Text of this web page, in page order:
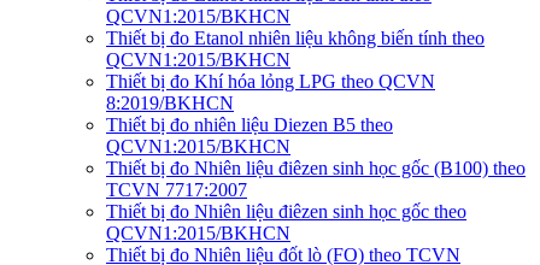
QCVN1:2015/BKHCN
Thiết bị đo Etanol nhiên liệu không biến tính theo
QCVN1:2015/BKHCN
Thiết bị đo Khí hóa lỏng LPG theo QCVN
8:2019/BKHCN
Thiết bị đo nhiên liệu Diezen B5 theo
QCVN1:2015/BKHCN
Thiết bị đo Nhiên liệu điêzen sinh học gốc (B100) theo
TCVN 7717:2007
Thiết bị đo Nhiên liệu điêzen sinh học gốc theo
QCVN1:2015/BKHCN
Thiết bị đo Nhiên liệu đốt lò (FO) theo TCVN